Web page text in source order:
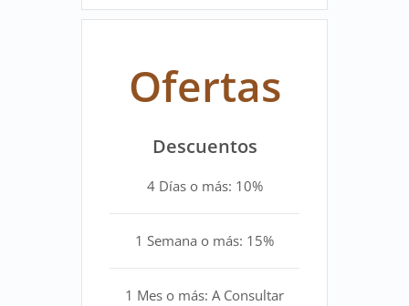
Ofertas
Descuentos
4 Días o más: 10%
1 Semana o más: 15%
1 Mes o más: A Consultar